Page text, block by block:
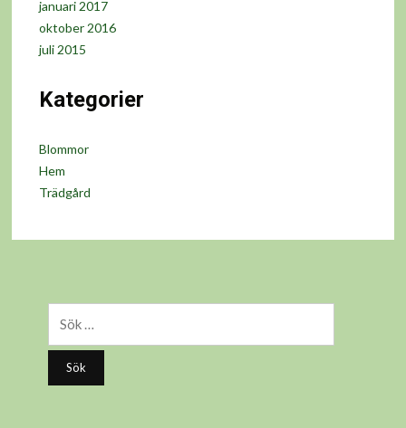
januari 2017
oktober 2016
juli 2015
Kategorier
Blommor
Hem
Trädgård